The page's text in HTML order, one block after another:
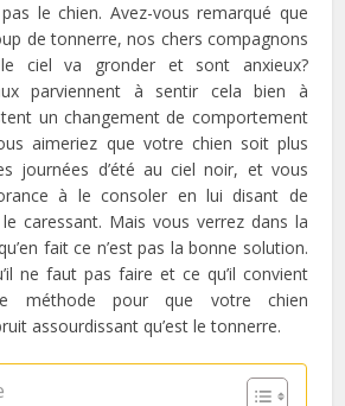
pas le chien. Avez-vous remarqué que
de tonnerre, nos chers compagnons
ciel va gronder et sont anxieux?
parviennent à sentir cela bien à
un changement de comportement
aimeriez que votre chien soit plus
journées d’été au ciel noir, et vous
à le consoler en lui disant de
caressant. Mais vous verrez dans la
fait ce n’est pas la bonne solution.
ne faut pas faire et ce qu’il convient
méthode pour que votre chien
assourdissant qu’est le tonnerre.